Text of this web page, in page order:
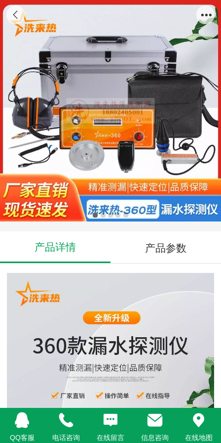
洗来热漏水检测仪（洗来热－360型）室内经
济款
产品详情 产品参数
QQ客服 电话咨询 在线留言 信息咨询 在线地图